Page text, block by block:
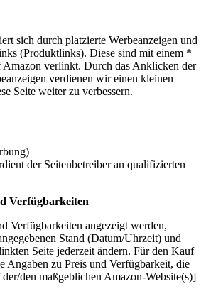
sich durch platzierte Werbeanzeigen und
(Produktlinks). Diese sind mit einem *
Amazon verlinkt. Durch das Anklicken der
verdienen wir einen kleinen
Seite weiter zu verbessern.
der Seitenbetreiber an qualifizierten
Verfügbarkeiten
Verfügbarkeiten angezeigt werden,
Stand (Datum/Uhrzeit) und
Seite jederzeit ändern. Für den Kauf
Angaben zu Preis und Verfügbarkeit, die
den maßgeblichen Amazon-Website(s)]